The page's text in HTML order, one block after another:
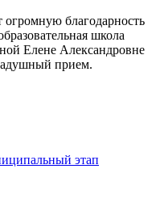
благодарность
школа
Елене Александровне
прием.
этап